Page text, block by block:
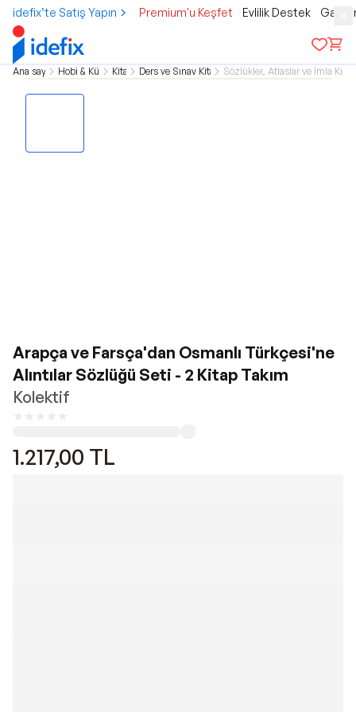
idefix’te Satış Yapın Premium'u Keşfet Evlilik Destek
Ana sayfa Hobi & KültürKitap Ders ve Sınav KitaplarıSözlükler, Atlaslar ve İmla
Arapça ve Farsça'dan Osmanlı Türkçesi'ne
Alıntılar Sözlüğü Seti - 2 Kitap Takım
Kolektif
1.217,00 TL